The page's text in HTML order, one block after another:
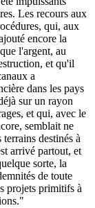
Les recours aux
qui, aux
encore la
l'argent, au
et qu'il
a
dans les pays
sur un rayon
et qui, avec le
semblait ne
destinés à
arrivé partout, et
sorte, la
de toute
projets primitifs à